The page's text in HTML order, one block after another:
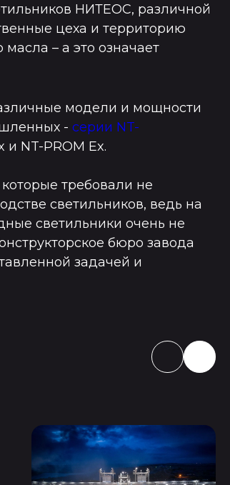
НИТЕОС, различной
цеха и территорию
– а это означает
модели и мощности
- серии NT-
NT-PROM Ex.
требовали не
светильников, ведь на
светильники очень не
бюро завода
задачей и